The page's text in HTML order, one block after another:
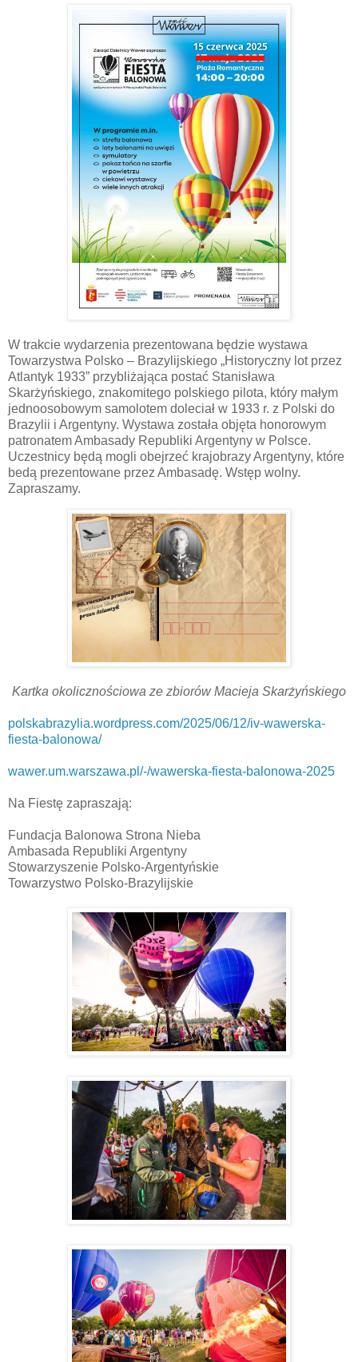
W trakcie wydarzenia prezentowana będzie wystawa
Towarzystwa Polsko – Brazylijskiego „Historyczny lot przez
Atlantyk 1933” przybliżająca postać Stanisława
Skarżyńskiego, znakomitego polskiego pilota, który małym
jednoosobowym samolotem doleciał w 1933 r. z Polski do
Brazylii i Argentyny. Wystawa została objęta honorowym
patronatem Ambasady Republiki Argentyny w Polsce.
Uczestnicy będą mogli obejrzeć krajobrazy Argentyny, które
bedą prezentowane przez Ambasadę. Wstęp wolny.
Zapraszamy.
Kartka okolicznościowa ze zbiorów Macieja Skarżyńskiego
polskabrazylia.wordpress.com/2025/06/12/iv-wawerska-
fiesta-balonowa/
wawer.um.warszawa.pl/-/wawerska-fiesta-balonowa-2025
Na Fiestę zapraszają:
Fundacja Balonowa Strona Nieba
Ambasada Republiki Argentyny
Stowarzyszenie Polsko-Argentyńskie
Towarzystwo Polsko-Brazylijskie